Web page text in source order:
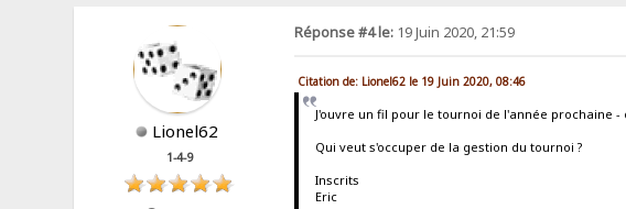
Lionel62
1-4-9
Réponse #4 le:19 Juin 2020, 21:59
Citation de: Lionel62 le 19 Juin 2020, 08:46
J'ouvre un fil pour le tournoi de l'année prochaine -
Qui veut s'occuper de la gestion du tournoi ?
Inscrits
Eric